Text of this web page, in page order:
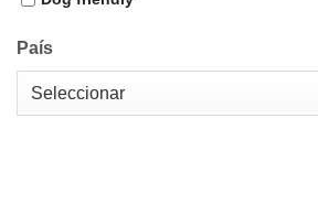
País